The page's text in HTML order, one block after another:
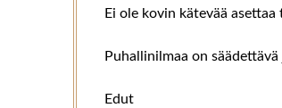
Ei ole kovin kätevää
Puhallinilmaa on
Edut